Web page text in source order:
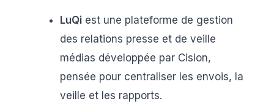
LuQi est une plateforme de gestion
des relations presse et de veille
médias développée par Cision,
pensée pour centraliser les envois, la
veille et les rapports.